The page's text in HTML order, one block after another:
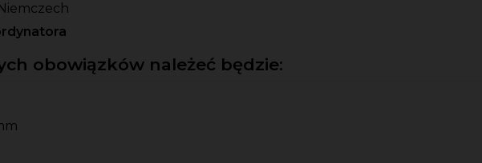
obowiązków należeć będzie: